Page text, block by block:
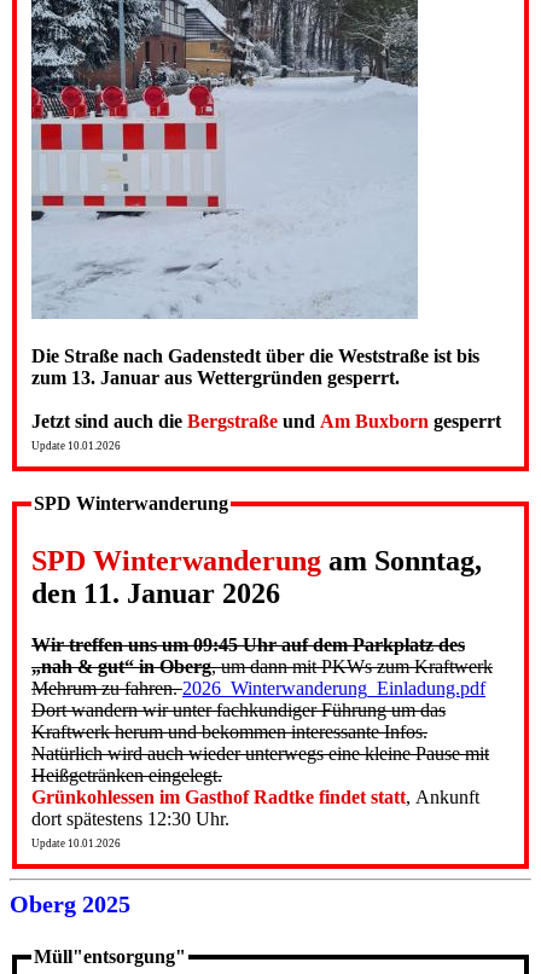
Die Straße nach Gadenstedt über die Weststraße ist bis
zum 13. Januar aus Wettergründen gesperrt.
Jetzt sind auch die Bergstraße und Am Buxborn gesperrt
Update 10.01.2026
SPD Winterwanderung
SPD Winterwanderung am Sonntag,
den 11. Januar 2026
Wir treffen uns um 09:45 Uhr auf dem Parkplatz des
„nah & gut“ in Oberg, um dann mit PKWs zum Kraftwerk
Mehrum zu fahren.2026_Winterwanderung_Einladung.pdf
Dort wandern wir unter fachkundiger Führung um das
Kraftwerk herum und bekommen interessante Infos.
Natürlich wird auch wieder unterwegs eine kleine Pause mit
Heißgetränken eingelegt.
Grünkohlessen im Gasthof Radtke findet statt, Ankunft
dort spätestens 12:30 Uhr.
Update 10.01.2026
Oberg 2025
Müll"entsorgung"